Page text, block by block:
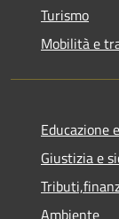
Turismo
Mobilità e
Educazione
Giustizia e
Ambiente